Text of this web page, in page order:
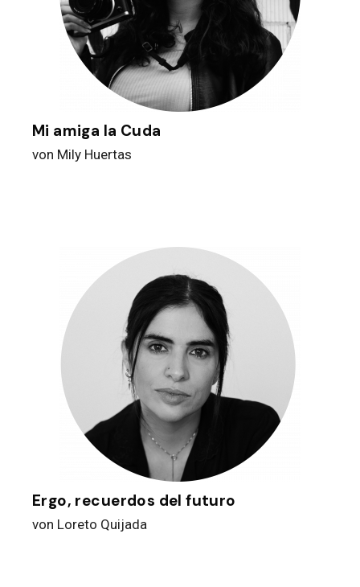
Mi amiga la Cuda
von Mily Huertas
Ergo, recuerdos del futuro
von Loreto Quijada